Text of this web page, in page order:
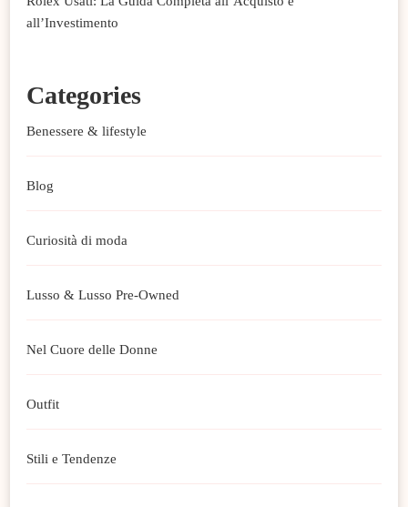
all’Investimento
Categories
Benessere & lifestyle
Blog
Curiosità di moda
Lusso & Lusso Pre-Owned
Nel Cuore delle Donne
Outfit
Stili e Tendenze